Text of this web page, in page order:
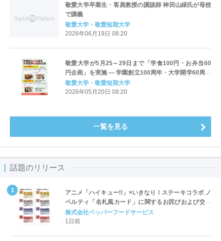
敬愛大学卒業生・客員教授の講談師 神田山緑氏が母校
で講義
敬愛大学・敬愛短期大学
2026年06月19日 08:20
敬愛大学が5月25～29日まで「学食100円・お弁当60
円企画」を実施 ― 学園創立100周年・大学開学60周年
記念事業の一環 ― 学生への感謝を込めて
敬愛大学・敬愛短期大学
2026年05月20日 08:20
一覧を見る
話題のリリース
アニメ「ハイキュー!!」×いきなり！ステーキコラボ ノ
ベルティ「名札風カード」に関するお詫びおよび交換
対応についてのご案内
株式会社ペッパーフードサービス
1日前